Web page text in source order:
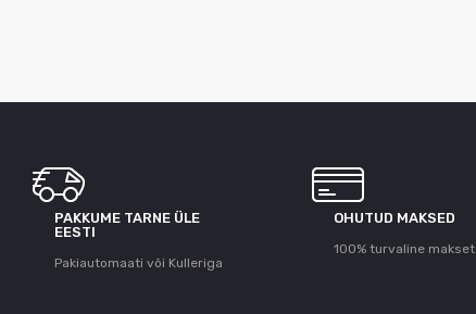
PAKKUME TARNE ÜLE
ЕESTI
Pakiautomaati või Kulleriga
OHUTUD MAKSED
100% turvaline makset